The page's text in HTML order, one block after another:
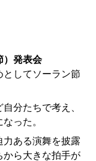
）発表会
としてソーラン節
分たちで考え、
った。
ある演舞を披露
から大きな拍手が